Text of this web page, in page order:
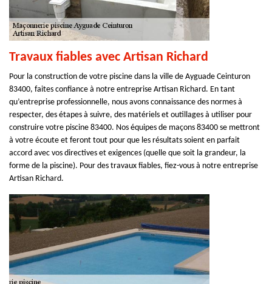
Travaux fiables avec Artisan Richard
Pour la construction de votre piscine dans la ville de Ayguade Ceinturon
83400, faites confiance à notre entreprise Artisan Richard. En tant
qu’entreprise professionnelle, nous avons connaissance des normes à
respecter, des étapes à suivre, des matériels et outillages à utiliser pour
construire votre piscine 83400. Nos équipes de maçons 83400 se mettront
à votre écoute et feront tout pour que les résultats soient en parfait
accord avec vos directives et exigences (quelle que soit la grandeur, la
forme de la piscine). Pour des travaux fiables, fiez-vous à notre entreprise
Artisan Richard.